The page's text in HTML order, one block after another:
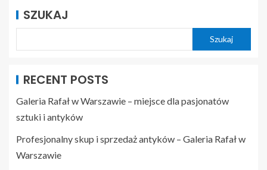
SZUKAJ
Szukaj
RECENT POSTS
Galeria Rafał w Warszawie – miejsce dla pasjonatów
sztuki i antyków
Profesjonalny skup i sprzedaż antyków – Galeria Rafał w
Warszawie